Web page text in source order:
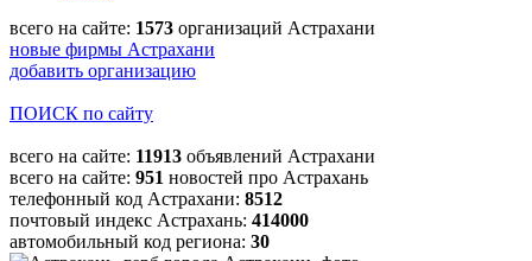
всего на сайте: 1573 организаций Астрахани
новые фирмы Астрахани
добавить организацию
ПОИСК по сайту
всего на сайте: 11913 объявлений Астрахани
всего на сайте: 951 новостей про Астрахань
телефонный код Астрахани: 8512
почтовый индекс Астрахань: 414000
автомобильный код региона: 30